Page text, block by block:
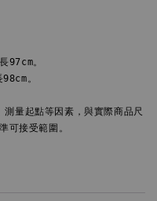
97cm。
。
量起點等因素，與實際商品尺
可接受範圍。